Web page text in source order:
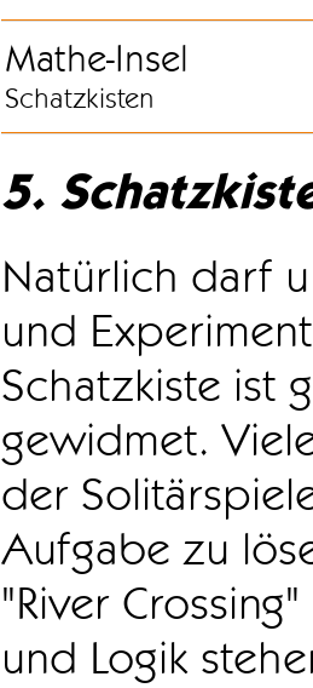
Mathe-Insel
Schatzkisten
5.
Natürlich darf
und
Schatzkiste ist
gewidmet.
der
Aufgabe zu
"River
und Logik